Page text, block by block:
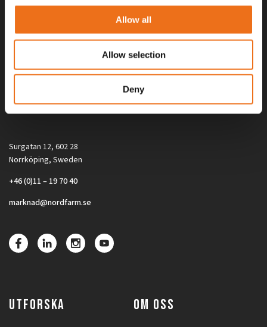
Allow all
Allow selection
Deny
Alla priser på tillbehör och tillval gäller vid köp av ny maskin. Priserna
gäller inte vid köp av enskild produkt, till exempel
Surgatan 12, 602 28
Norrköping, Sweden
+46 (0)11 – 19 70 40
marknad@nordfarm.se
UTFORSKA OM OSS